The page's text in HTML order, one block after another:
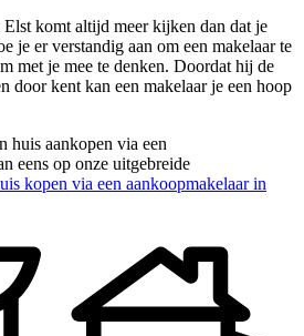
komt altijd meer kijken dan dat je
je er verstandig aan om een makelaar te
met je mee te denken. Doordat hij de
door kent kan een makelaar je een hoop
huis aankopen via een
eens op onze uitgebreide
kopen via een aankoopmakelaar in